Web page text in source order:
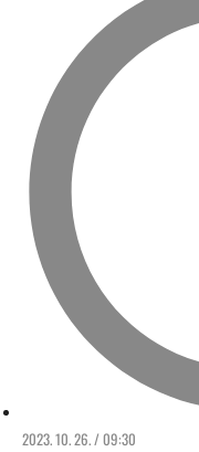
2023. 10. 26. / 09:30